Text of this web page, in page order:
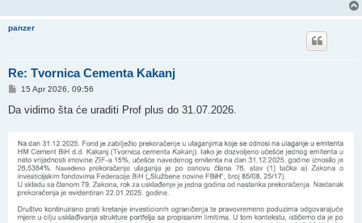
panzer
Re: Tvornica Cementa Kakanj
P
s
15 Apr 2026, 09:56
Da vidimo šta će uraditi Prof plus do 31.07.2026.